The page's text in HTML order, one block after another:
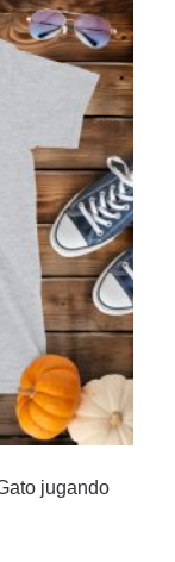
jugando